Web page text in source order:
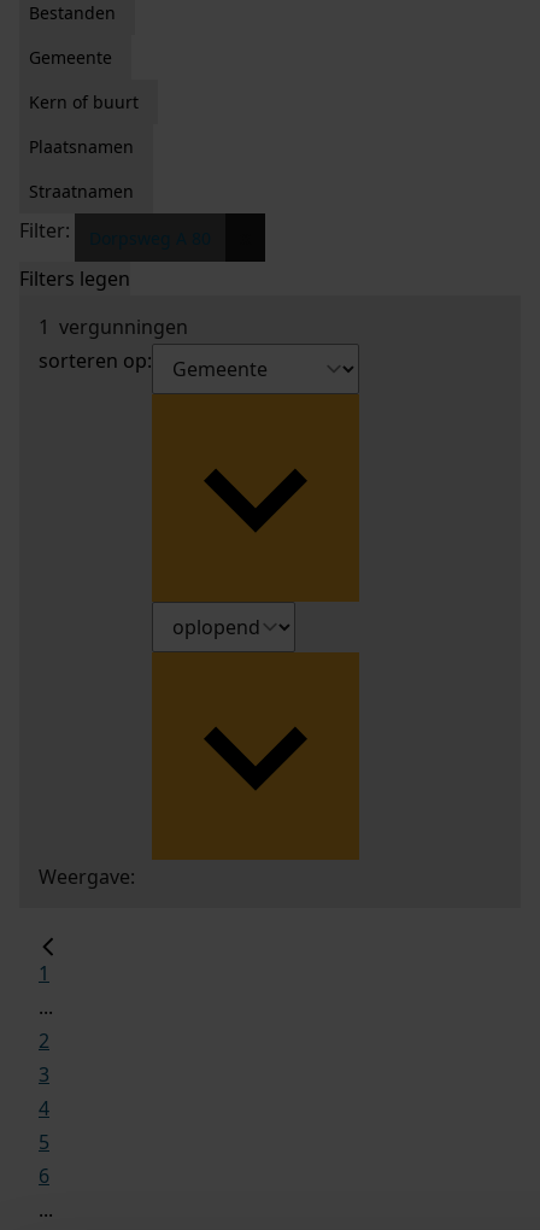
Bestanden
Gemeente
Kern of buurt
Plaatsnamen
Straatnamen
Filter:
Filters legen
1 vergunningen
sorteren op:
Weergave:
1
...
2
3
4
5
6
...